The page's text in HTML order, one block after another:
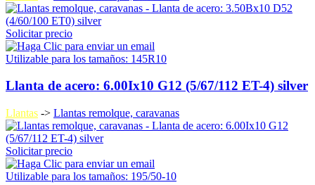
Solicitar precio
Utilizable para los tamaños: 145R10
Llanta de acero: 6.00Ix10 G12 (5/67/112 ET-4) silver
Llantas -> Llantas remolque, caravanas
Solicitar precio
Utilizable para los tamaños: 195/50-10